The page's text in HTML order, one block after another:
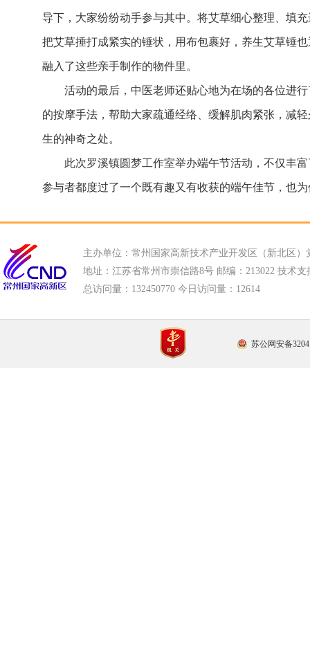
导下，大家纷纷动手参与其中。将艾草细心整理、填
把艾草捶打成紧实的锤状，用布包裹好，养生艾草锤
融入了这些亲手制作的物件里。
活动的最后，中医老师还贴心地为在场的各位进
的按摩手法，帮助大家疏通经络、缓解肌肉紧张，减
生的神奇之处。
此次罗溪镇圆梦工作室举办端午节活动，不仅丰
参与者都度过了一个既有趣又有收获的端午佳节，也
主办单位：常州国家高新技术产业开发区（新北区）
地址：江苏省常州市崇信路8号 邮编：213022 技术支
总访问量： 132450770 今日访问量： 12614
苏公网安备